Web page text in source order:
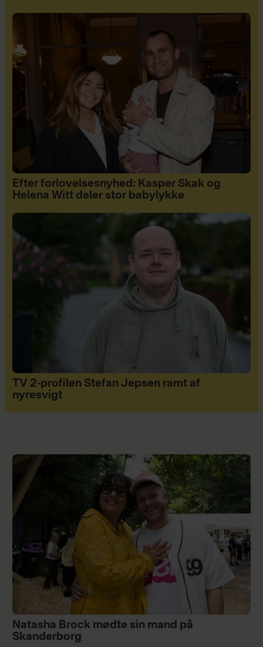
Efter forlovelsesnyhed: Kasper Skak og
Helena Witt deler stor babylykke
TV 2-profilen Stefan Jepsen ramt af
nyresvigt
Natasha Brock mødte sin mand på
Skanderborg